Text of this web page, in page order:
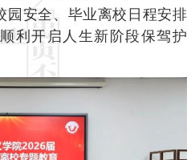
园安全、毕业离校日程安排
利开启人生新阶段保驾护